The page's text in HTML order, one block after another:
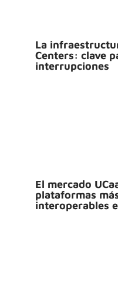
La
Centers: clave
interrupciones
El mercado
plataformas
interoperables